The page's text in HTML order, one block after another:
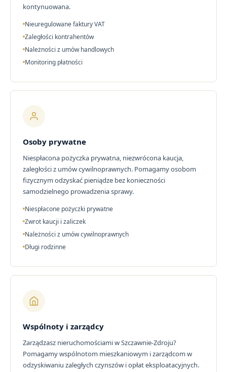
kontynuowana.
Nieuregulowane faktury VAT
Zaległości kontrahentów
Należności z umów handlowych
Monitoring płatności
Osoby prywatne
Niespłacona pożyczka prywatna, niezwrócona kaucja,
zaległości z umów cywilnoprawnych. Pomagamy osobom
fizycznym odzyskać pieniądze bez konieczności
samodzielnego prowadzenia sprawy.
Niespłacone pożyczki prywatne
Zwrot kaucji i zaliczek
Należności z umów cywilnoprawnych
Długi rodzinne
Wspólnoty i zarządcy
Zarządzasz nieruchomościami w Szczawnie-Zdroju?
Pomagamy wspólnotom mieszkaniowym i zarządcom w
odzyskiwaniu zaległych czynszów i opłat eksploatacyjnych.